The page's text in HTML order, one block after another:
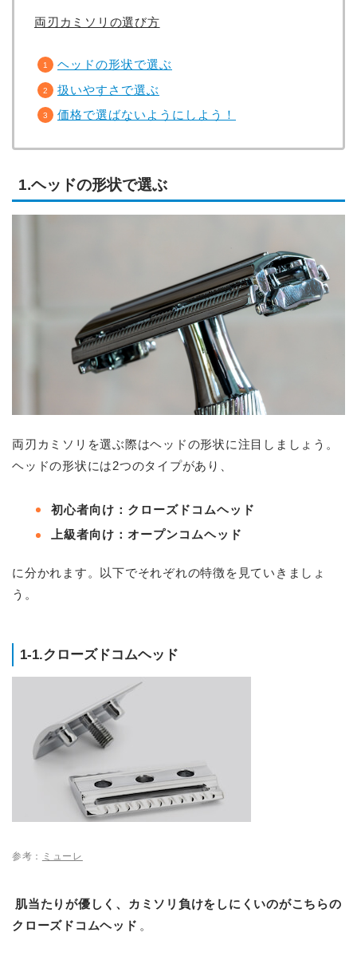
両刃カミソリの選び方
ヘッドの形状で選ぶ
扱いやすさで選ぶ
価格で選ばないようにしよう！
1.ヘッドの形状で選ぶ
両刃カミソリを選ぶ際はヘッドの形状に注目しましょう。
ヘッドの形状には2つのタイプがあり、
初心者向け：クローズドコムヘッド
上級者向け：オープンコムヘッド
に分かれます。以下でそれぞれの特徴を見ていきましょ
う。
1-1.クローズドコムヘッド
参考： ミューレ
肌当たりが優しく、カミソリ負けをしにくいのがこちらの
クローズドコムヘッド 。